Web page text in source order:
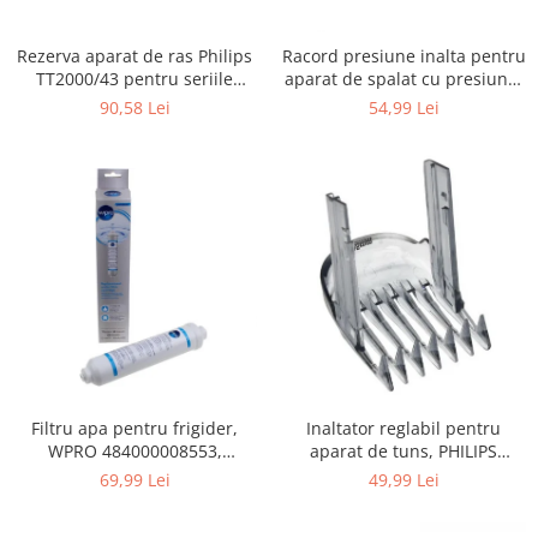
Birotica & Papetarie
Console, Jocuri & Accesorii
Ingrijire personala & Cosmetice
Accesorii aparate hair styling
Aparate & Accesorii ingrijire
personala
Aparate cosmetice
Articole Sanatate si Wellness
Consumabile sanitare
Cosmetice si produse ingrijire
personala
Igiena dentara
Jucarii, Copii & Bebe
Camera copilului
Rezerva aparat de ras Philips
TT2000/43 pentru seriile
Bodygroom 3000/5000/7000 si
90,58 Lei
Racord presiune inalta pentru
aparat de spalat cu presiune,
KARCHER 9.013-355.0, K4/K5
54,99 Lei
Filtru apa pentru frigider,
WPRO 484000008553,
compatibil cu Samsung, AEG,
69,99 Lei
Inaltator reglabil pentru
aparat de tuns, PHILIPS
422203633281, 3-15 mm,
49,99 Lei